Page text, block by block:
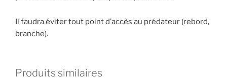
Il faudra éviter tout point d’accès au prédateur (rebord,
branche).
Produits similaires